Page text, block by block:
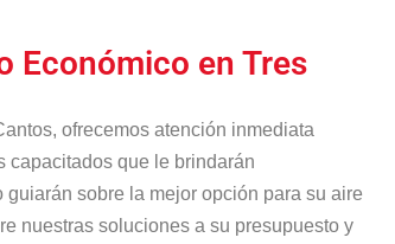
Económico en Tres
ofrecemos atención inmediata
capacitados que le brindarán
sobre la mejor opción para su aire
nuestras soluciones a su presupuesto y